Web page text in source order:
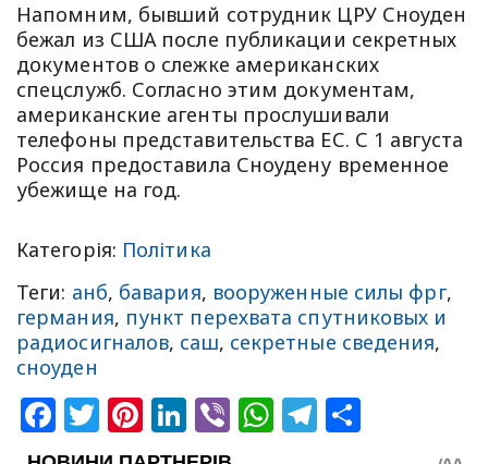
Напомним, бывший сотрудник ЦРУ Сноуден
бежал из США после публикации секретных
документов о слежке американских
спецслужб. Согласно этим документам,
американские агенты прослушивали
телефоны представительства ЕС. С 1 августа
Россия предоставила Сноудену временное
убежище на год.
Категорія: Політика
Теги: анб, бавария, вооруженные силы фрг,
германия, пункт перехвата спутниковых и
радиосигналов, саш, секретные сведения,
сноуден
Facebook
Twitter
Pinterest
LinkedIn
ViberWhatsApp
Telegram